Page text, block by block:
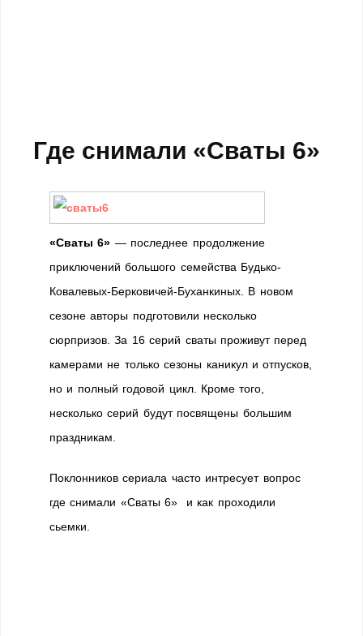
Где снимали «Сваты 6»
«Сваты 6» — последнее продолжение
приключений большого семейства Будько-
Ковалевых-Берковичей-Буханкиных. В новом
сезоне авторы подготовили несколько
сюрпризов. За 16 серий сваты проживут перед
камерами не только сезоны каникул и отпусков,
но и полный годовой цикл. Кроме того,
несколько серий будут посвящены большим
праздникам.
Поклонников сериала часто интресует вопрос
где снимали «Сваты 6» и как проходили
сьемки.